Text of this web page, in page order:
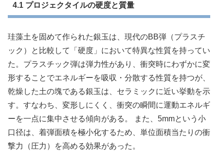
4.1 プロジェクタイルの硬度と質量
珪藻土を固めて作られた銀玉は、現代のBB弾（プラスチ
ック）と比較して「硬度」において特異な性質を持ってい
た。プラスチック弾は弾力性があり、衝突時にわずかに変
形することでエネルギーを吸収・分散する性質を持つが、
乾燥した土の塊である銀玉は、セラミックに近い挙動を示
す。すなわち、変形しにくく、衝突の瞬間に運動エネルギ
ーを一点に集中させる傾向がある。 また、5mmという小
口径は、着弾面積を極小化するため、単位面積当たりの衝
撃力（圧力）を高める効果があった。